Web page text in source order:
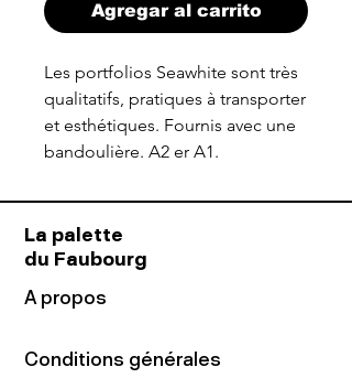
Agregar al carrito
Les portfolios Seawhite sont très
qualitatifs, pratiques à transporter
et esthétiques. Fournis avec une
bandoulière. A2 er A1.
La palette
du Faubourg
A propos
Conditions générales